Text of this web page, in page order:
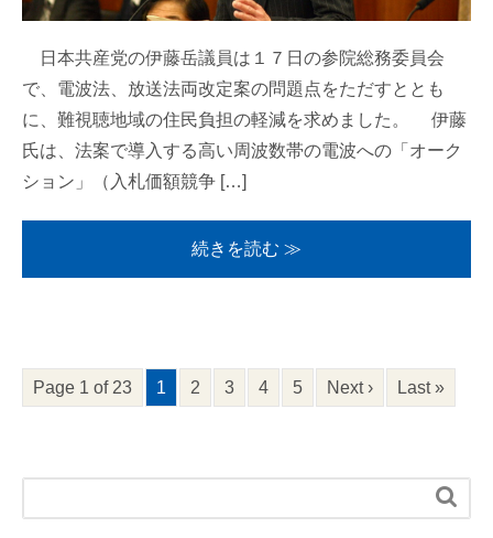
日本共産党の伊藤岳議員は１７日の参院総務委員会
で、電波法、放送法両改定案の問題点をただすととも
に、難視聴地域の住民負担の軽減を求めました。 伊藤
氏は、法案で導入する高い周波数帯の電波への「オーク
ション」（入札価額競争 […]
続きを読む ≫
Page 1 of 23 1 2 3 4 5 Next › Last »
